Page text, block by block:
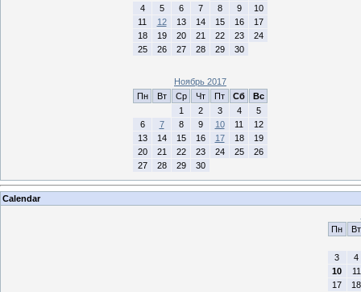
4
5 6 7 8 9
10
11
12 13 14 15 16
17
18
19 20 21 22 23
24
25
26 27 28 29 30
Ноябрь 2017
Пн
Вт Ср Чт Пт Сб
Вс
1
2 3 4
5
6
7 8 9 10 11
12
13
14 15 16 17 18
19
20
21 22 23 24 25
26
27
28 29 30
Calendar
Пн
Вт
3
4
10
11
17
18